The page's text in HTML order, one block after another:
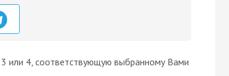
или 4, соответствующую выбранному Вами